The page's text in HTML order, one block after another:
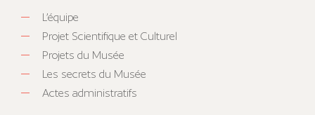
L’équipe
Projet Scientifique et Culturel
Projets du Musée
Les secrets du Musée
Actes administratifs